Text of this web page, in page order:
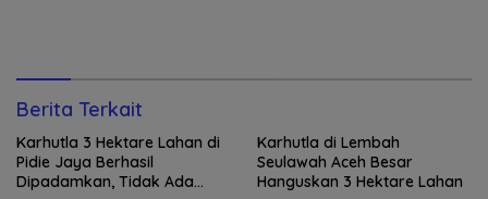
Berita Terkait
Karhutla 3 Hektare Lahan di
Pidie Jaya Berhasil
Dipadamkan, Tidak Ada
Karhutla di Lembah
Seulawah Aceh Besar
Hanguskan 3 Hektare Lahan